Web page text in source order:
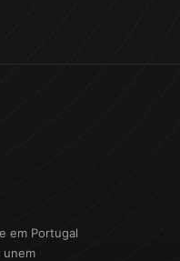
em Portugal
unem